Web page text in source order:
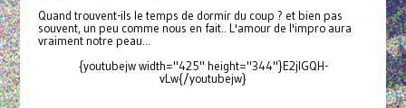
Quand trouvent-ils le temps de dormir du coup ? et bien pas
souvent, un peu comme nous en fait.. L'amour de l'impro aura
vraiment notre peau...
{youtubejw width="425" height="344"}E2jlGQH-
vLw{/youtubejw}